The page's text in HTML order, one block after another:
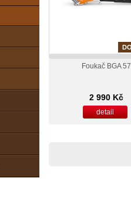
Foukač BGA 57
2 990 Kč
detail